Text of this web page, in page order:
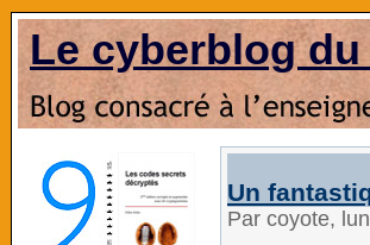
Le cyberblog
Un
Par coyote,